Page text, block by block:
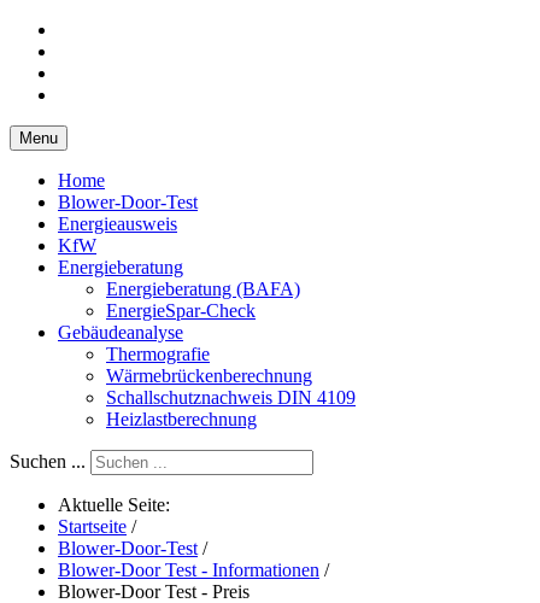
Menu
Home
Blower-Door-Test
Energieausweis
KfW
Energieberatung
Energieberatung (BAFA)
EnergieSpar-Check
Gebäudeanalyse
Thermografie
Wärmebrückenberechnung
Schallschutznachweis DIN 4109
Heizlastberechnung
Suchen ...
Aktuelle Seite:
Startseite /
Blower-Door-Test /
Blower-Door Test - Informationen /
Blower-Door Test - Preis